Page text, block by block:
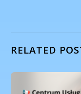
RELATED